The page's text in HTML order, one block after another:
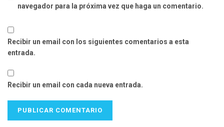
navegador para la próxima vez que haga un comentario.
Recibir un email con los siguientes comentarios a esta
entrada.
Recibir un email con cada nueva entrada.